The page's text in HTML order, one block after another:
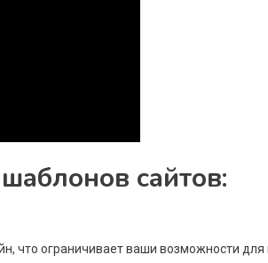
сайтов:
что ограничивает ваши возможности